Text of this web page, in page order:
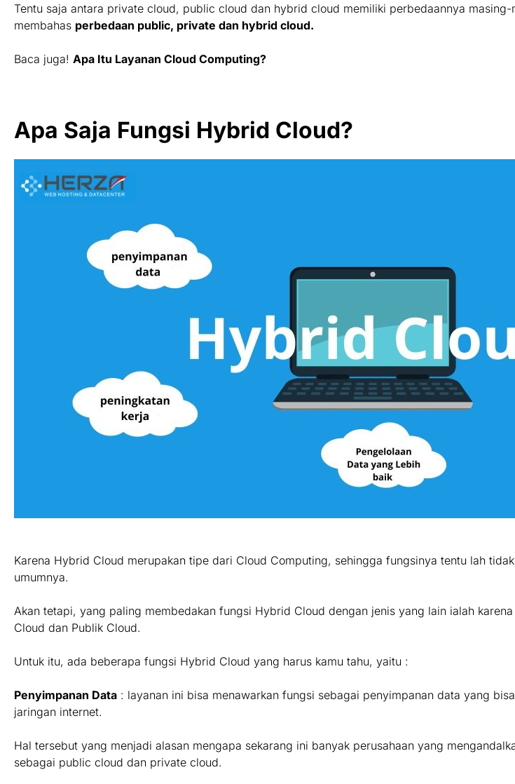
Tentu saja antara private cloud, public cloud dan hybrid cloud memiliki perbedaannya
membahas perbedaan public, private dan hybrid cloud.
Baca juga! Apa Itu Layanan Cloud Computing?
Apa Saja Fungsi Hybrid Cloud?
Karena Hybrid Cloud merupakan tipe dari Cloud Computing, sehingga fungsinya tentu lah
umumnya.
Akan tetapi, yang paling membedakan fungsi Hybrid Cloud dengan jenis yang lain ialah
Cloud dan Publik Cloud.
Untuk itu, ada beberapa fungsi Hybrid Cloud yang harus kamu tahu, yaitu :
Penyimpanan Data : layanan ini bisa menawarkan fungsi sebagai penyimpanan data yang
jaringan internet.
Hal tersebut yang menjadi alasan mengapa sekarang ini banyak perusahaan yang
sebagai public cloud dan private cloud.